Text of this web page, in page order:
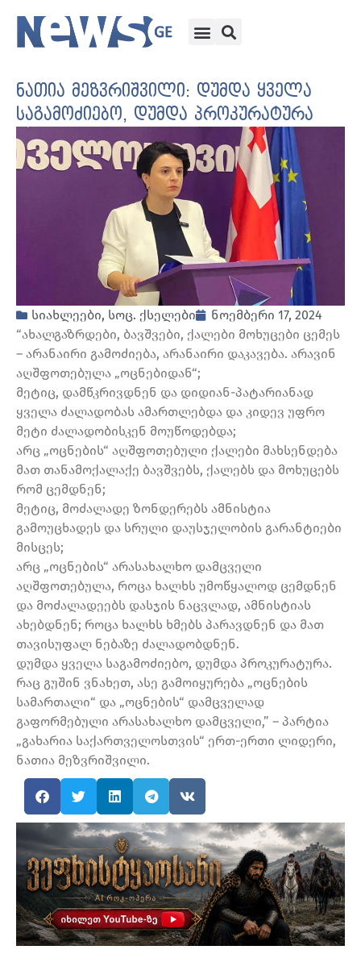
ნათია მეზვრიშვილი: დუმდა ყველა
საგამოძიებო, დუმდა პროკურატურა
სიახლეები, სოც. ქსელები
ნოემბერი 17, 2024
“ახალგაზრდები, ბავშვები, ქალები მოხუცები ცემეს
– არანაირი გამოძიება, არანაირი დაკავება. არავინ
აღშფოთებულა „ოცნებიდან“;
მეტიც, დამწკრივდნენ და დიდიან-პატარიანად
ყველა ძალადობას ამართლებდა და კიდევ უფრო
მეტი ძალადობისკენ მოუწოდებდა;
არც „ოცნების“ აღშფოთებული ქალები მახსენდება
მათ თანამოქალაქე ბავშვებს, ქალებს და მოხუცებს
რომ ცემდნენ;
მეტიც, მოძალადე ზონდერებს ამნისტია
გამოუცხადეს და სრული დაუსჯელობის გარანტიები
მისცეს;
არც „ოცნების“ არასახალხო დამცველი
აღშფოთებულა, როცა ხალხს უმოწყალოდ ცემდნენ
და მოძალადეებს დასჯის ნაცვლად, ამნისტიას
ახებდნენ; როცა ხალხს ხმებს პარავდნენ და მათ
თავისუფალ ნებაზე ძალადობდნენ.
დუმდა ყველა საგამოძიებო, დუმდა პროკურატურა.
რაც გუშინ ვნახეთ, ასე გამოიყურება „ოცნების
სამართალი“ და „ოცნების“ დამცველად
გაფორმებული არასახალხო დამცველი,” – პარტია
„გახარია საქართველოსთვის“ ერთ-ერთი ლიდერი,
ნათია მეზვრიშვილი.